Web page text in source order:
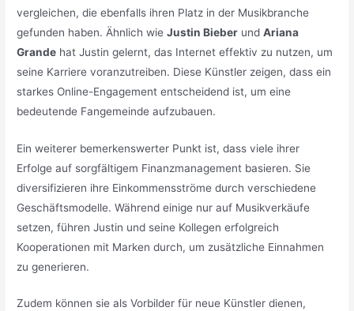
vergleichen, die ebenfalls ihren Platz in der Musikbranche
gefunden haben. Ähnlich wieJustin Bieber undAriana
Grande hat Justin gelernt, das Internet effektiv zu nutzen, um
seine Karriere voranzutreiben. Diese Künstler zeigen, dass ein
starkes Online-Engagement entscheidend ist, um eine
bedeutende Fangemeinde aufzubauen.
Ein weiterer bemerkenswerter Punkt ist, dass viele ihrer
Erfolge auf sorgfältigem Finanzmanagement basieren. Sie
diversifizieren ihre Einkommensströme durch verschiedene
Geschäftsmodelle. Während einige nur auf Musikverkäufe
setzen, führen Justin und seine Kollegen erfolgreich
Kooperationen mit Marken durch, um zusätzliche Einnahmen
zu generieren.
Zudem können sie als Vorbilder für neue Künstler dienen,